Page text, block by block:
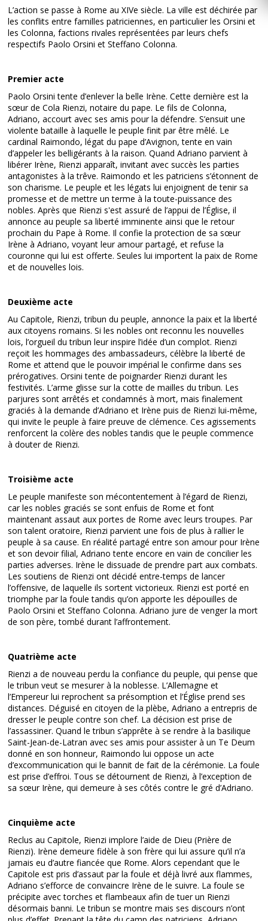
L’action se passe à Rome au XIVe siècle. La ville est déchirée par
les conflits entre familles patriciennes, en particulier les Orsini et
les Colonna, factions rivales représentées par leurs chefs
respectifs Paolo Orsini et Steffano Colonna.
Premier acte
Paolo Orsini tente d’enlever la belle Irène. Cette dernière est la
sœur de Cola Rienzi, notaire du pape. Le fils de Colonna,
Adriano, accourt avec ses amis pour la défendre. S’ensuit une
violente bataille à laquelle le peuple finit par être mêlé. Le
cardinal Raimondo, légat du pape d’Avignon, tente en vain
d’appeler les belligérants à la raison. Quand Adriano parvient à
libérer Irène, Rienzi apparaît, invitant avec succès les parties
antagonistes à la trêve. Raimondo et les patriciens s’étonnent de
son charisme. Le peuple et les légats lui enjoignent de tenir sa
promesse et de mettre un terme à la toute-puissance des
nobles. Après que Rienzi s'est assuré de l’appui de l’Église, il
annonce au peuple sa liberté imminente ainsi que le retour
prochain du Pape à Rome. Il confie la protection de sa sœur
Irène à Adriano, voyant leur amour partagé, et refuse la
couronne qui lui est offerte. Seules lui importent la paix de Rome
et de nouvelles lois.
Deuxième acte
Au Capitole, Rienzi, tribun du peuple, annonce la paix et la liberté
aux citoyens romains. Si les nobles ont reconnu les nouvelles
lois, l’orgueil du tribun leur inspire l’idée d’un complot. Rienzi
reçoit les hommages des ambassadeurs, célèbre la liberté de
Rome et attend que le pouvoir impérial le confirme dans ses
prérogatives. Orsini tente de poignarder Rienzi durant les
festivités. L’arme glisse sur la cotte de mailles du tribun. Les
parjures sont arrêtés et condamnés à mort, mais finalement
graciés à la demande d’Adriano et Irène puis de Rienzi lui-même,
qui invite le peuple à faire preuve de clémence. Ces agissements
renforcent la colère des nobles tandis que le peuple commence
à douter de Rienzi.
Troisième acte
Le peuple manifeste son mécontentement à l’égard de Rienzi,
car les nobles graciés se sont enfuis de Rome et font
maintenant assaut aux portes de Rome avec leurs troupes. Par
son talent oratoire, Rienzi parvient une fois de plus à rallier le
peuple à sa cause. En réalité partagé entre son amour pour Irène
et son devoir filial, Adriano tente encore en vain de concilier les
parties adverses. Irène le dissuade de prendre part aux combats.
Les soutiens de Rienzi ont décidé entre-temps de lancer
l’offensive, de laquelle ils sortent victorieux. Rienzi est porté en
triomphe par la foule tandis qu’on apporte les dépouilles de
Paolo Orsini et Steffano Colonna. Adriano jure de venger la mort
de son père, tombé durant l’affrontement.
Quatrième acte
Rienzi a de nouveau perdu la confiance du peuple, qui pense que
le tribun veut se mesurer à la noblesse. L’Allemagne et
l’Empereur lui reprochent sa présomption et l’Église prend ses
distances. Déguisé en citoyen de la plèbe, Adriano a entrepris de
dresser le peuple contre son chef. La décision est prise de
l’assassiner. Quand le tribun s’apprête à se rendre à la basilique
Saint-Jean-de-Latran avec ses amis pour assister à un Te Deum
donné en son honneur, Raimondo lui oppose un acte
d’excommunication qui le bannit de fait de la cérémonie. La foule
est prise d’effroi. Tous se détournent de Rienzi, à l’exception de
sa sœur Irène, qui demeure à ses côtés contre le gré d’Adriano.
Cinquième acte
Reclus au Capitole, Rienzi implore l’aide de Dieu (Prière de
Rienzi). Irène demeure fidèle à son frère qui lui assure qu’il n’a
jamais eu d’autre fiancée que Rome. Alors cependant que le
Capitole est pris d’assaut par la foule et déjà livré aux flammes,
Adriano s’efforce de convaincre Irène de le suivre. La foule se
précipite avec torches et flambeaux afin de tuer un Rienzi
désormais banni. Le tribun se montre mais ses discours n’ont